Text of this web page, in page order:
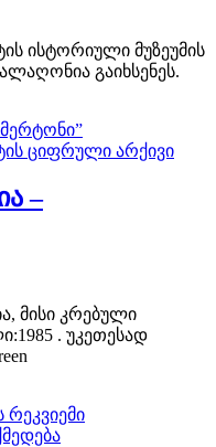
ისტორიული მუზეუმის
გაიხსენეს.
ციფრული არქივი
–
მისი კრებული
. უკეთესად